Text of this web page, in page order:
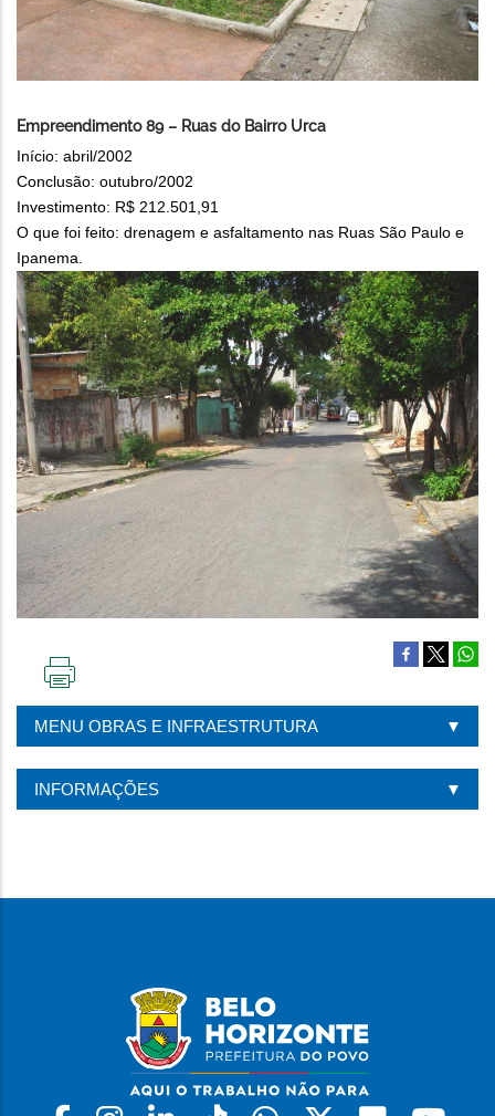
Empreendimento 89 – Ruas do Bairro Urca
Início: abril/2002
Conclusão: outubro/2002
Investimento: R$ 212.501,91
O que foi feito: drenagem e asfaltamento nas Ruas São Paulo e
Ipanema.
PÁGINA
MENU OBRAS E INFRAESTRUTURA
INFORMAÇÕES